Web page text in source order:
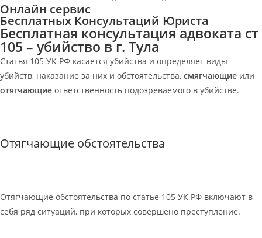
Онлайн сервис
Бесплатных Консультаций Юриста
Бесплатная консультация адвоката ст
105 – убийство в г. Тула
Статья 105 УК РФ касается убийства и определяет виды
убийств, наказание за них и обстоятельства, смягчающие или
отягчающие ответственность подозреваемого в убийстве.
Отягчающие обстоятельства
Отягчающие обстоятельства по статье 105 УК РФ включают в
себя ряд ситуаций, при которых совершено преступление.